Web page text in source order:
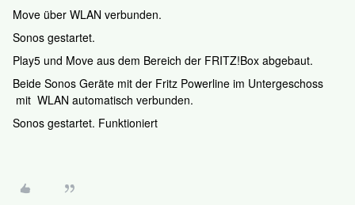
Move über WLAN verbunden.
Sonos gestartet.
Play5 und Move aus dem Bereich der FRITZ!Box abgebaut.
Beide Sonos Geräte mit der Fritz Powerline im Untergeschoss
mit WLAN automatisch verbunden.
Sonos gestartet. Funktioniert